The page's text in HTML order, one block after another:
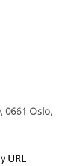
0661 Oslo,
URL